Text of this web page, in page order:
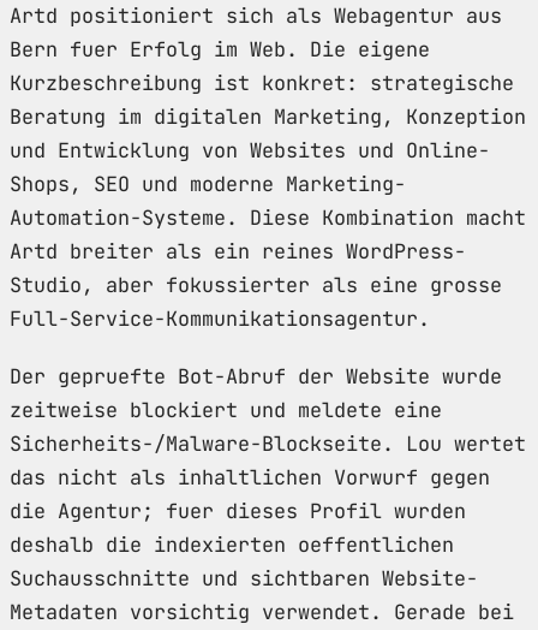
Artd positioniert sich als Webagentur aus
Bern fuer Erfolg im Web. Die eigene
Kurzbeschreibung ist konkret: strategische
Beratung im digitalen Marketing, Konzeption
und Entwicklung von Websites und Online-
Shops, SEO und moderne Marketing-
Automation-Systeme. Diese Kombination macht
Artd breiter als ein reines WordPress-
Studio, aber fokussierter als eine grosse
Full-Service-Kommunikationsagentur.
Der gepruefte Bot-Abruf der Website wurde
zeitweise blockiert und meldete eine
Sicherheits-/Malware-Blockseite. Lou wertet
das nicht als inhaltlichen Vorwurf gegen
die Agentur; fuer dieses Profil wurden
deshalb die indexierten oeffentlichen
Suchausschnitte und sichtbaren Website-
Metadaten vorsichtig verwendet. Gerade bei